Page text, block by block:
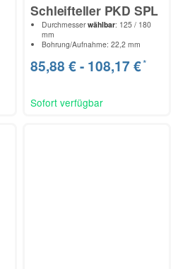
Schleifteller PKD SPL
Durchmesserwählbar: 125 / 180
mm
Bohrung/Aufnahme: 22,2 mm
85,88 € - 108,17 €*
Sofort verfügbar